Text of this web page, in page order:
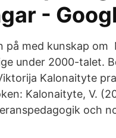
-
på med kunskap
under 2000-talet.
Kalonaityte
Kalonaityte, V.
och